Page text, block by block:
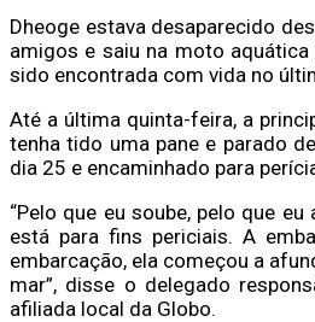
Dheoge estava desaparecido
amigos e saiu na moto aquática
sido encontrada com vida no
Até a última quinta-feira, a
tenha tido uma pane e parado
dia 25 e encaminhado para
“Pelo que eu soube, pelo que
está para fins periciais. A
embarcação, ela começou a
mar”, disse o delegado
afiliada local da Globo.